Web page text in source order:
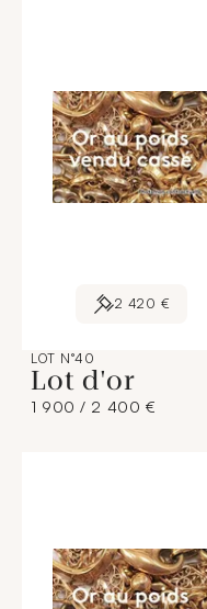
2 420 €
LOT N°40
Lot d'or
1 900 / 2 400 €